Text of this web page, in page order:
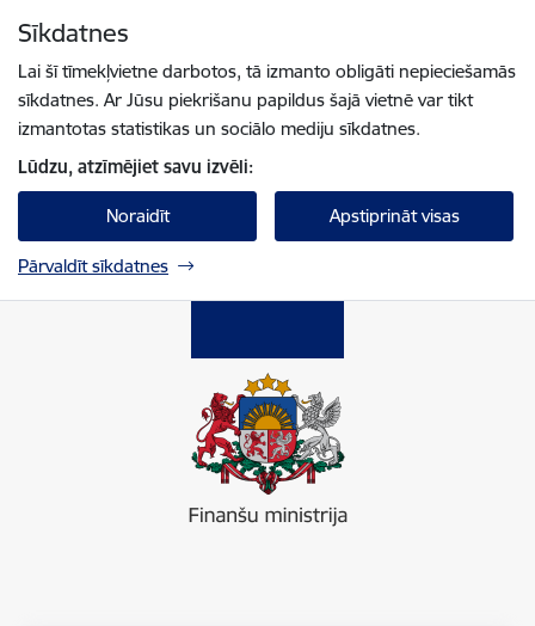
Sīkdatnes
Lai šī tīmekļvietne darbotos, tā izmanto obligāti nepieciešamās
sīkdatnes. Ar Jūsu piekrišanu papildus šajā vietnē var tikt
izmantotas statistikas un sociālo mediju sīkdatnes.
Lūdzu, atzīmējiet savu izvēli:
Noraidīt Apstiprināt visas
Pārvaldīt sīkdatnes